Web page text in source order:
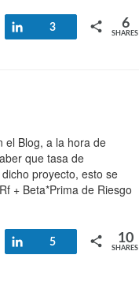
Share
3
SHARES
6
el Blog, a la hora de
que tasa de
proyecto, esto se
+ Beta*Prima de Riesgo
Share
5
SHARES
10